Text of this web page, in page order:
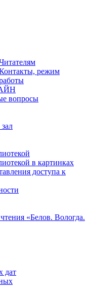
режим
вопросы
в картинках
доступа к
«Белов. Вологда.
дат